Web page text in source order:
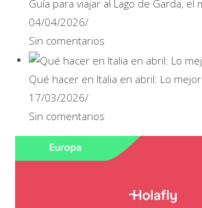
Guía para viajar al Lago de Garda, el
04/04/2026/
Sin comentarios
Qué hacer en Italia en abril: Lo
17/03/2026/
Sin comentarios